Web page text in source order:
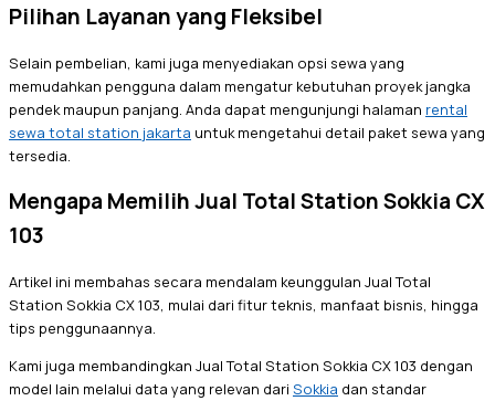
Pilihan Layanan yang Fleksibel
Selain pembelian, kami juga menyediakan opsi sewa yang
memudahkan pengguna dalam mengatur kebutuhan proyek jangka
pendek maupun panjang. Anda dapat mengunjungi halaman rental
sewa total station jakarta untuk mengetahui detail paket sewa yang
tersedia.
Mengapa Memilih Jual Total Station Sokkia CX
103
Artikel ini membahas secara mendalam keunggulan Jual Total
Station Sokkia CX 103, mulai dari fitur teknis, manfaat bisnis, hingga
tips penggunaannya.
Kami juga membandingkan Jual Total Station Sokkia CX 103 dengan
model lain melalui data yang relevan dari Sokkia dan standar